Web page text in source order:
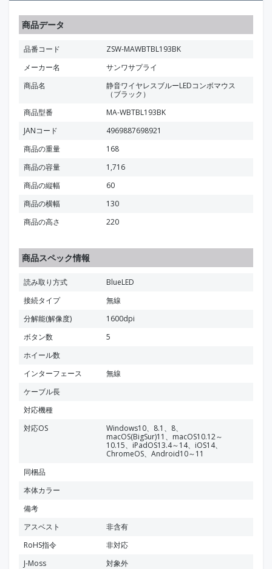
商品データ
品番コード
ZSW-MAWBTBL193BK
メーカー名
サンワサプライ
商品名
静音ワイヤレスブルーLEDコンボマウス
（ブラック）
商品型番
MA-WBTBL193BK
JANコード
4969887698921
商品の重量
168
商品の容量
1,716
商品の縦幅
60
商品の横幅
130
商品の高さ
220
商品スペック情報
読み取り方式
BlueLED
接続タイプ
無線
分解能(解像度)
1600dpi
ボタン数
5
ホイール数
インターフェース
無線
ケーブル長
対応機種
対応OS
Windows10、8.1、8、
macOS(BigSur)11、macOS10.12～
10.15、iPadOS13.4～14、iOS14、
ChromeOS、Android10～11
同梱品
本体カラー
備考
アスベスト
非含有
RoHS指令
非対応
J-Moss
対象外